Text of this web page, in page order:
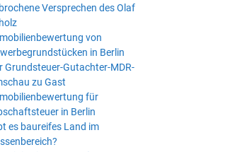
Versprechen des Olaf
von
in Berlin
Grundsteuer-Gutachter-MDR-
zu Gast
für
in Berlin
es baureifes Land im